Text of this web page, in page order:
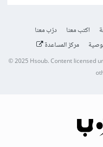
اكتب معنا
درّب معنا
مركز المساعدة
© 2025 Hsoub.Content licensed